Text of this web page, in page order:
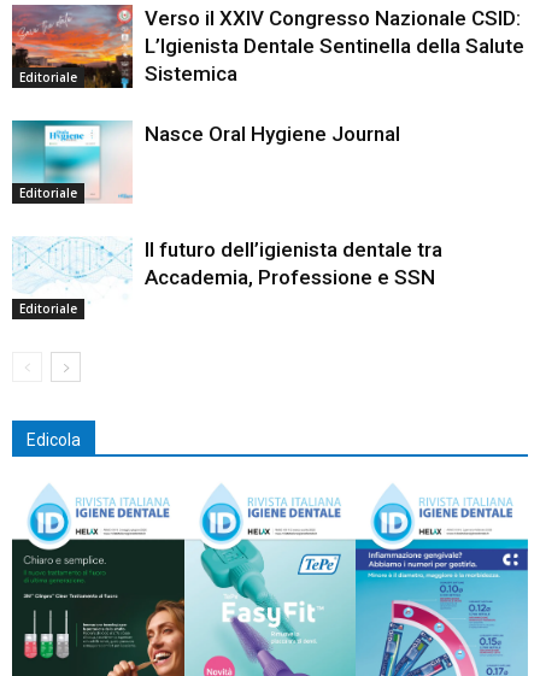
Editoriale
Verso il XXIV Congresso Nazionale CSID:
L’Igienista Dentale Sentinella della Salute
Sistemica
Editoriale
Nasce Oral Hygiene Journal
Editoriale
Il futuro dell’igienista dentale tra
Accademia, Professione e SSN
Edicola